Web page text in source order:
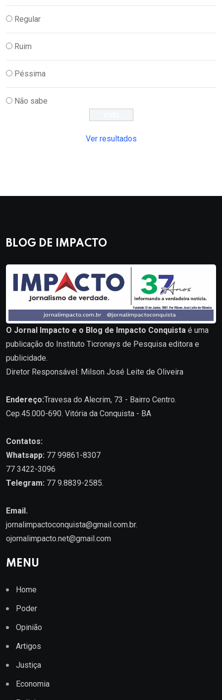
Regular
Ruim
Péssima
Não sabe
Ver resultados
BLOG DE IMPACTO
O Jornal Impacto e o Blog de Impacto Conquista é uma
publicação do Instituto Ticronays de Pesquisa editora e
publicidade.
Diretor Responsável: Milson José Leite de Oliveira
Endereço:Travesa do Alecrim, 73 - Bairro Centro.
Cep.45.000-690. Vitória da Conquista - BA
Contatos:
Whatsapp: 77 99861-8307
77 3422-3096
Telegram: 77 9.8839-2585.
Email.
jornalimpactoconquista@gmail.com.br.
ojornalimpacto.net@gmail.com
MENU
Home
Poder
Opinião
Artigos
Justiça
Economia